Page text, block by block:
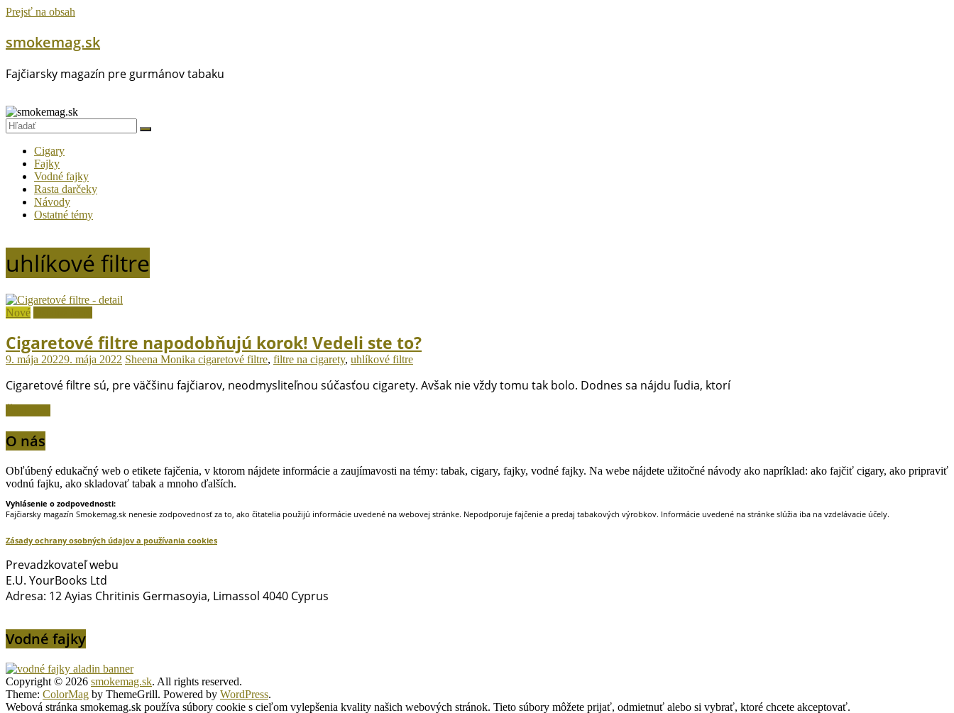
Prejsť na obsah
smokemag.sk
Fajčiarsky magazín pre gurmánov tabaku
Cigary
Fajky
Vodné fajky
Rasta darčeky
Návody
Ostatné témy
uhlíkové filtre
Nové
Cigaretové filtre napodobňujú korok! Vedeli ste to?
9. mája 20229. mája 2022 Sheena Monika cigaretové filtre, filtre na cigarety, uhlíkové filtre
Cigaretové filtre sú, pre väčšinu fajčiarov, neodmysliteľnou súčasťou cigarety. Avšak nie vždy tomu tak bolo. Dodnes sa nájdu ľudia, ktorí
O nás
Obľúbený edukačný web o etikete fajčenia, v ktorom nájdete informácie a zaujímavosti na témy: tabak, cigary, fajky, vodné fajky. Na webe nájdete užitočné návody ako napríklad: ako fajčiť cigary, ako pripraviť
vodnú fajku, ako skladovať tabak a mnoho ďalších.
Vyhlásenie o zodpovednosti:
Fajčiarsky magazín Smokemag.sk nenesie zodpovednosť za to, ako čitatelia použijú informácie uvedené na webovej stránke. Nepodporuje fajčenie a predaj tabakových výrobkov. Informácie uvedené na stránke slúžia iba na vzdelávacie účely.
Zásady ochrany osobných údajov a používania cookies
Prevadzkovateľ webu
E.U. YourBooks Ltd
Adresa: 12 Ayias Chritinis Germasoyia, Limassol 4040 Cyprus
Vodné fajky
Copyright © 2026 smokemag.sk. All rights reserved.
Theme: ColorMag by ThemeGrill. Powered by WordPress.
Webová stránka smokemag.sk používa súbory cookie s cieľom vylepšenia kvality našich webových stránok. Tieto súbory môžete prijať, odmietnuť alebo si vybrať, ktoré chcete akceptovať.